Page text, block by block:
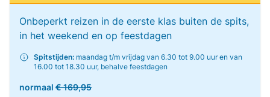
Onbeperkt reizen in de eerste klas buiten de spits,
in het weekend en op feestdagen
Spitstijden: maandag t/m vrijdag van 6.30 tot 9.00 uur en van
16.00 tot 18.30 uur, behalve feestdagen
normaal € 169,95